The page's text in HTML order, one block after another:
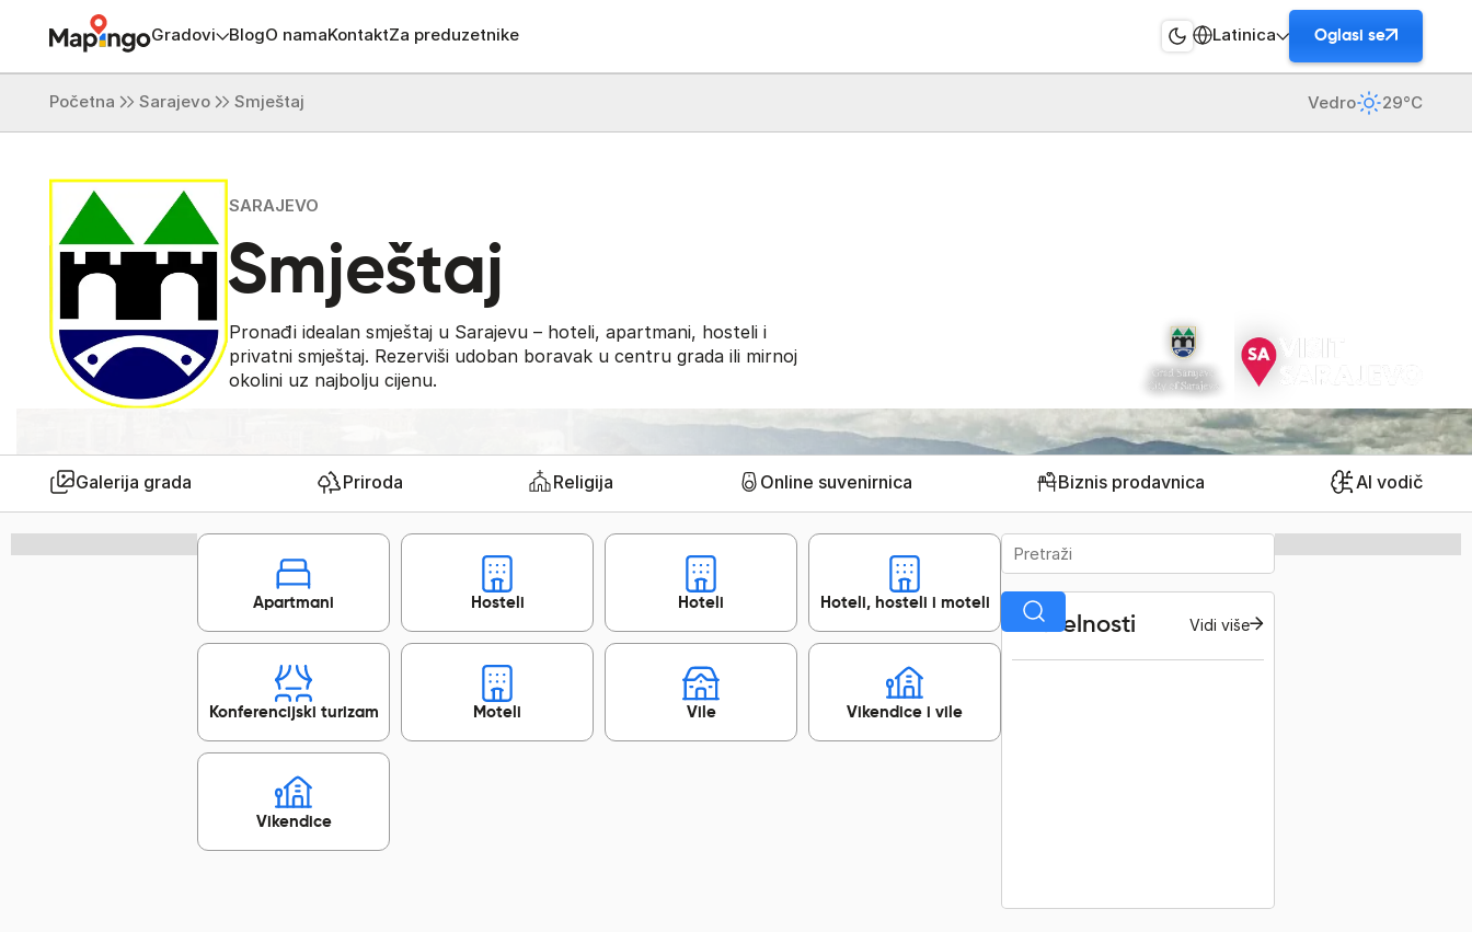
Gradovi BlogO namaKontaktZa preduzetnike Latinica Oglasi se
Početna Sarajevo Smještaj Vedro 29°C
SARAJEVO
Smještaj
Pronađi idealan smještaj u Sarajevu – hoteli, apartmani, hosteli i
privatni smještaj. Rezerviši udoban boravak u centru grada ili mirnoj
okolini uz najbolju cijenu.
Galerija grada Priroda Religija Online suvenirnica Biznis prodavnica AI vodič
Apartmani Hosteli Hoteli Hoteli, hosteli i moteli
Konferencijski turizam Moteli Vile Vikendice i vile
Vikendice
Aktuelnosti Vidi više